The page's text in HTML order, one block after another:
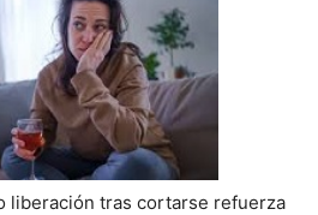
liberación tras cortarse refuerza